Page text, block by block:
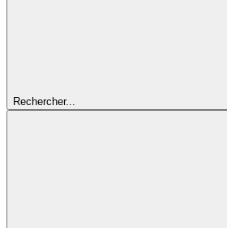
Rechercher...